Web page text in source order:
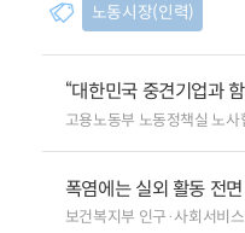
노동시장(인력)
“대한민국 중견기업과
고용노동부 노동정책실 노
폭염에는 실외 활동 전
보건복지부 인구·사회서비